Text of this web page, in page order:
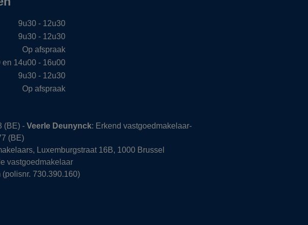
9u30 - 12u30
9u30 - 12u30
Op afspraak
en 14u00 - 16u00
9u30 - 12u30
Op afspraak
(BE) -Veerle Deunynck: Erkend vastgoedmakelaar-
(BE)
Luxemburgstraat 16B, 1000 Brussel
vastgoedmakelaar
730.390.160)